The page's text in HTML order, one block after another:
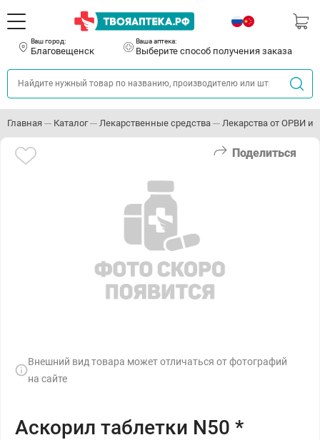
Ваш город:
Благовещенск
Ваша аптека:
Выберите способ получения заказа
Главная Каталог Лекарственные средства Лекарства от ОРВИ и
Поделиться
Внешний вид товара может отличаться от фотографий
на сайте
Аскорил таблетки N50 *